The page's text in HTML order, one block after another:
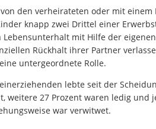
den verheirateten oder mit
knapp zwei Drittel einer
mit Hilfe der
Rückhalt ihrer Partner
untergeordnete Rolle.
lebte seit der
weitere 27 Prozent waren ledig und
war verwitwet.